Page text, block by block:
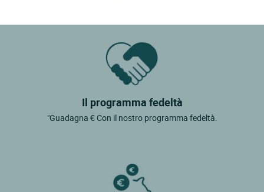
Il programma fedeltà
"Guadagna € Con il nostro programma fedeltà.